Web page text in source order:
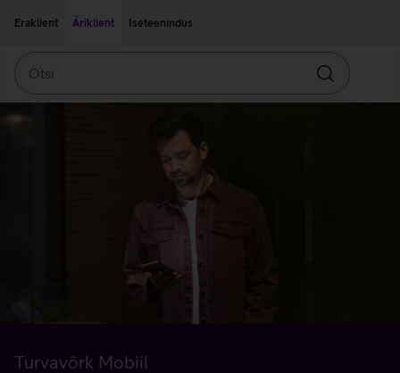
Eraklient
Äriklient Iseteenindus
Otsin
Turvavõrk Mobiil